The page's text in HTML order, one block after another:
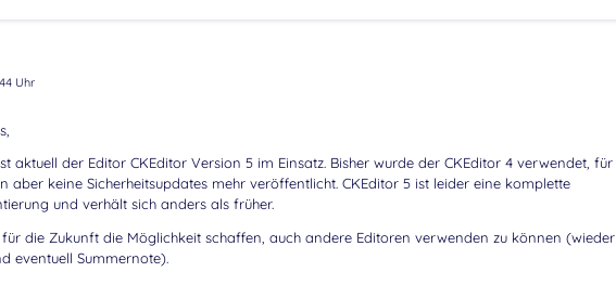
Uhr
ist aktuell der Editor CKEditor Version 5 im Einsatz. Bisher wurde der CKEditor 4 verwendet, für
aber keine Sicherheitsupdates mehr veröffentlicht. CKEditor 5 ist leider eine komplette
und verhält sich anders als früher.
die Zukunft die Möglichkeit schaffen, auch andere Editoren verwenden zu können (wieder
eventuell Summernote).